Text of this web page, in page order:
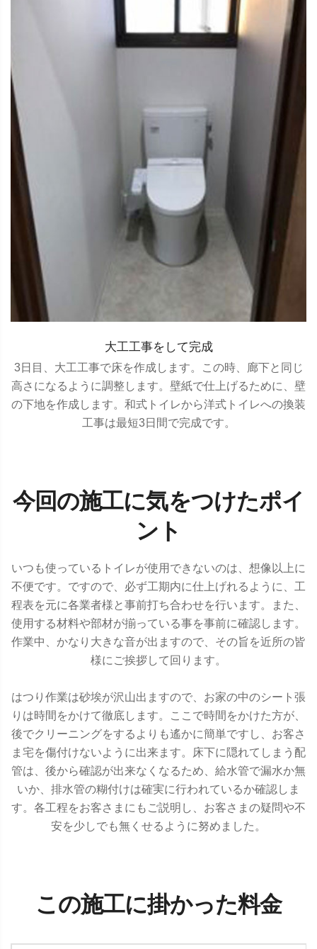
大工工事をして完成
3日目、大工工事で床を作成します。この時、廊下と同じ
高さになるように調整します。壁紙で仕上げるために、壁
の下地を作成します。和式トイレから洋式トイレへの換装
工事は最短3日間で完成です。
今回の施工に気をつけたポイ
ント
いつも使っているトイレが使用できないのは、想像以上に
不便です。ですので、必ず工期内に仕上げれるように、工
程表を元に各業者様と事前打ち合わせを行います。また、
使用する材料や部材が揃っている事を事前に確認します。
作業中、かなり大きな音が出ますので、その旨を近所の皆
様にご挨拶して回ります。
はつり作業は砂埃が沢山出ますので、お家の中のシート張
りは時間をかけて徹底します。ここで時間をかけた方が、
後でクリーニングをするよりも遙かに簡単ですし、お客さ
ま宅を傷付けないように出来ます。床下に隠れてしまう配
管は、後から確認が出来なくなるため、給水管で漏水か無
いか、排水管の糊付けは確実に行われているか確認しま
す。各工程をお客さまにもご説明し、お客さまの疑問や不
安を少しでも無くせるように努めました。
この施工に掛かった料金